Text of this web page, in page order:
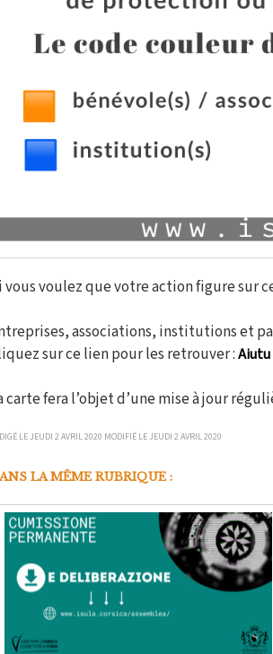
vous voulez que votre action figure sur
associations, institutions et
sur ce lien pour les retrouver :Aiutu
carte fera l’objet d’une mise à jour
LE JEUDI 2 AVRIL 2020 MODIFIÉ LE JEUDI 2 AVRIL 2020
LA MÊME RUBRIQUE :